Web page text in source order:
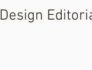
Design